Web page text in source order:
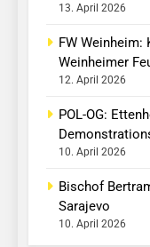
13. April 2026
FW Weinheim:
Weinheimer
12. April 2026
POL-OG:
10. April 2026
Bischof
Sarajevo
10. April 2026